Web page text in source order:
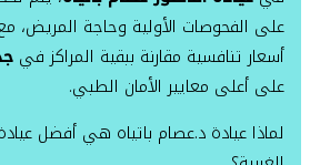
على الفحوصات الأولية وحاجة المريض،
أسعار تنافسية مقارنة ببقية المراكز في
على أعلى معايير الأمان الطبي.
لماذا عيادة د.عصام باتياه هي أفضل